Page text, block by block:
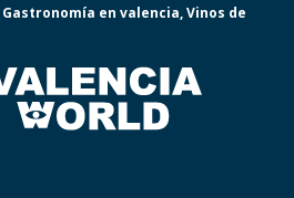
Gastronomía en valencia,Vinos de